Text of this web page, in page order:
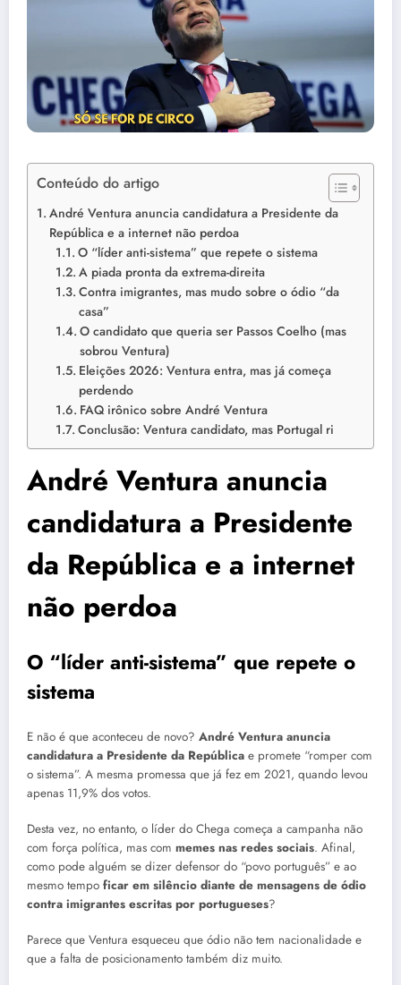
Conteúdo do artigo
André Ventura anuncia candidatura a Presidente da
República e a internet não perdoa
O “líder anti-sistema” que repete o sistema
A piada pronta da extrema-direita
Contra imigrantes, mas mudo sobre o ódio “da
casa”
O candidato que queria ser Passos Coelho (mas
sobrou Ventura)
Eleições 2026: Ventura entra, mas já começa
perdendo
FAQ irônico sobre André Ventura
Conclusão: Ventura candidato, mas Portugal ri
André Ventura anuncia
candidatura a Presidente
da República e a internet
não perdoa
O “líder anti-sistema” que repete o
sistema
E não é que aconteceu de novo? André Ventura anuncia
candidatura a Presidente da República e promete “romper com
o sistema”. A mesma promessa que já fez em 2021, quando levou
apenas 11,9% dos votos.
Desta vez, no entanto, o líder do Chega começa a campanha não
com força política, mas com memes nas redes sociais. Afinal,
como pode alguém se dizer defensor do “povo português” e ao
mesmo tempo ficar em silêncio diante de mensagens de ódio
contra imigrantes escritas por portugueses?
Parece que Ventura esqueceu que ódio não tem nacionalidade e
que a falta de posicionamento também diz muito.